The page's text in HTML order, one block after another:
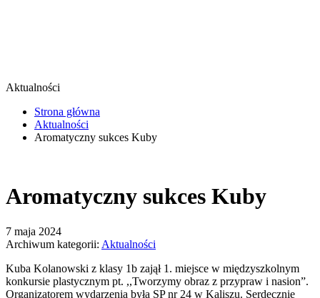
Aktualności
Strona główna
Aktualności
Aromatyczny sukces Kuby
Aromatyczny sukces Kuby
7 maja 2024
Archiwum kategorii: Aktualności
Kuba Kolanowski z klasy 1b zajął 1. miejsce w międzyszkolnym
konkursie plastycznym pt. ,,Tworzymy obraz z przypraw i nasion”.
Organizatorem wydarzenia była SP nr 24 w Kaliszu. Serdecznie